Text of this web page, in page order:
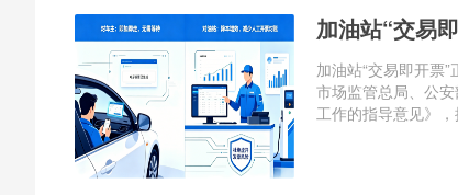
加油站“交易
加油站“交易即开票
市场监管总局、公
工作的指导意见》